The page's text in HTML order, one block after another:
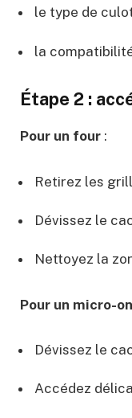
le type de
la
Étape 2 :
Pour un four :
Retirez les
Dévissez le
Nettoyez la
Pour un micro-
Dévissez le
Accédez